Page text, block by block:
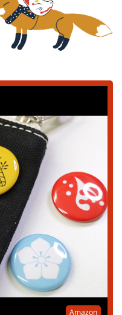
Amazon